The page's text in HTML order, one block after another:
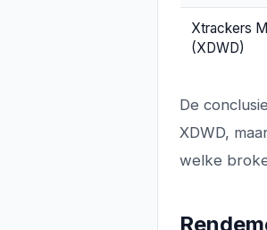
Xtrackers
(XDWD)
De
XDWD,
welke